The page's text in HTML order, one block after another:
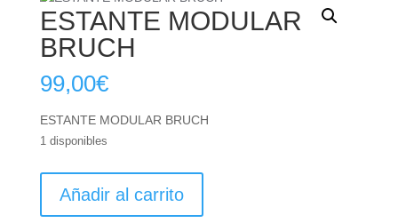
ESTANTE MODULAR
BRUCH
99,00€
ESTANTE MODULAR BRUCH
1 disponibles
MODULAR
Añadir al carrito